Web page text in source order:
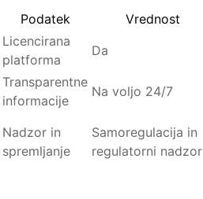
Podatek Vrednost
Licencirana
platforma
Da
Transparentne
informacije
Na voljo 24/7
Nadzor in
spremljanje
Samoregulacija in
regulatorni nadzor